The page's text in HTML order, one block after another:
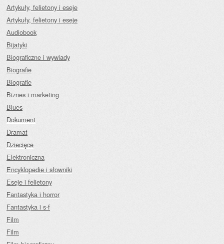
Artykuły, felietony i eseje
Artykuły, felietony i eseje
Audiobook
Bijatyki
Biograficzne i wywiady
Biografie
Biografie
Biznes i marketing
Blues
Dokument
Dramat
Dziecięce
Elektroniczna
Encyklopedie i słowniki
Eseje i felietony
Fantastyka i horror
Fantastyka i s-f
Film
Film